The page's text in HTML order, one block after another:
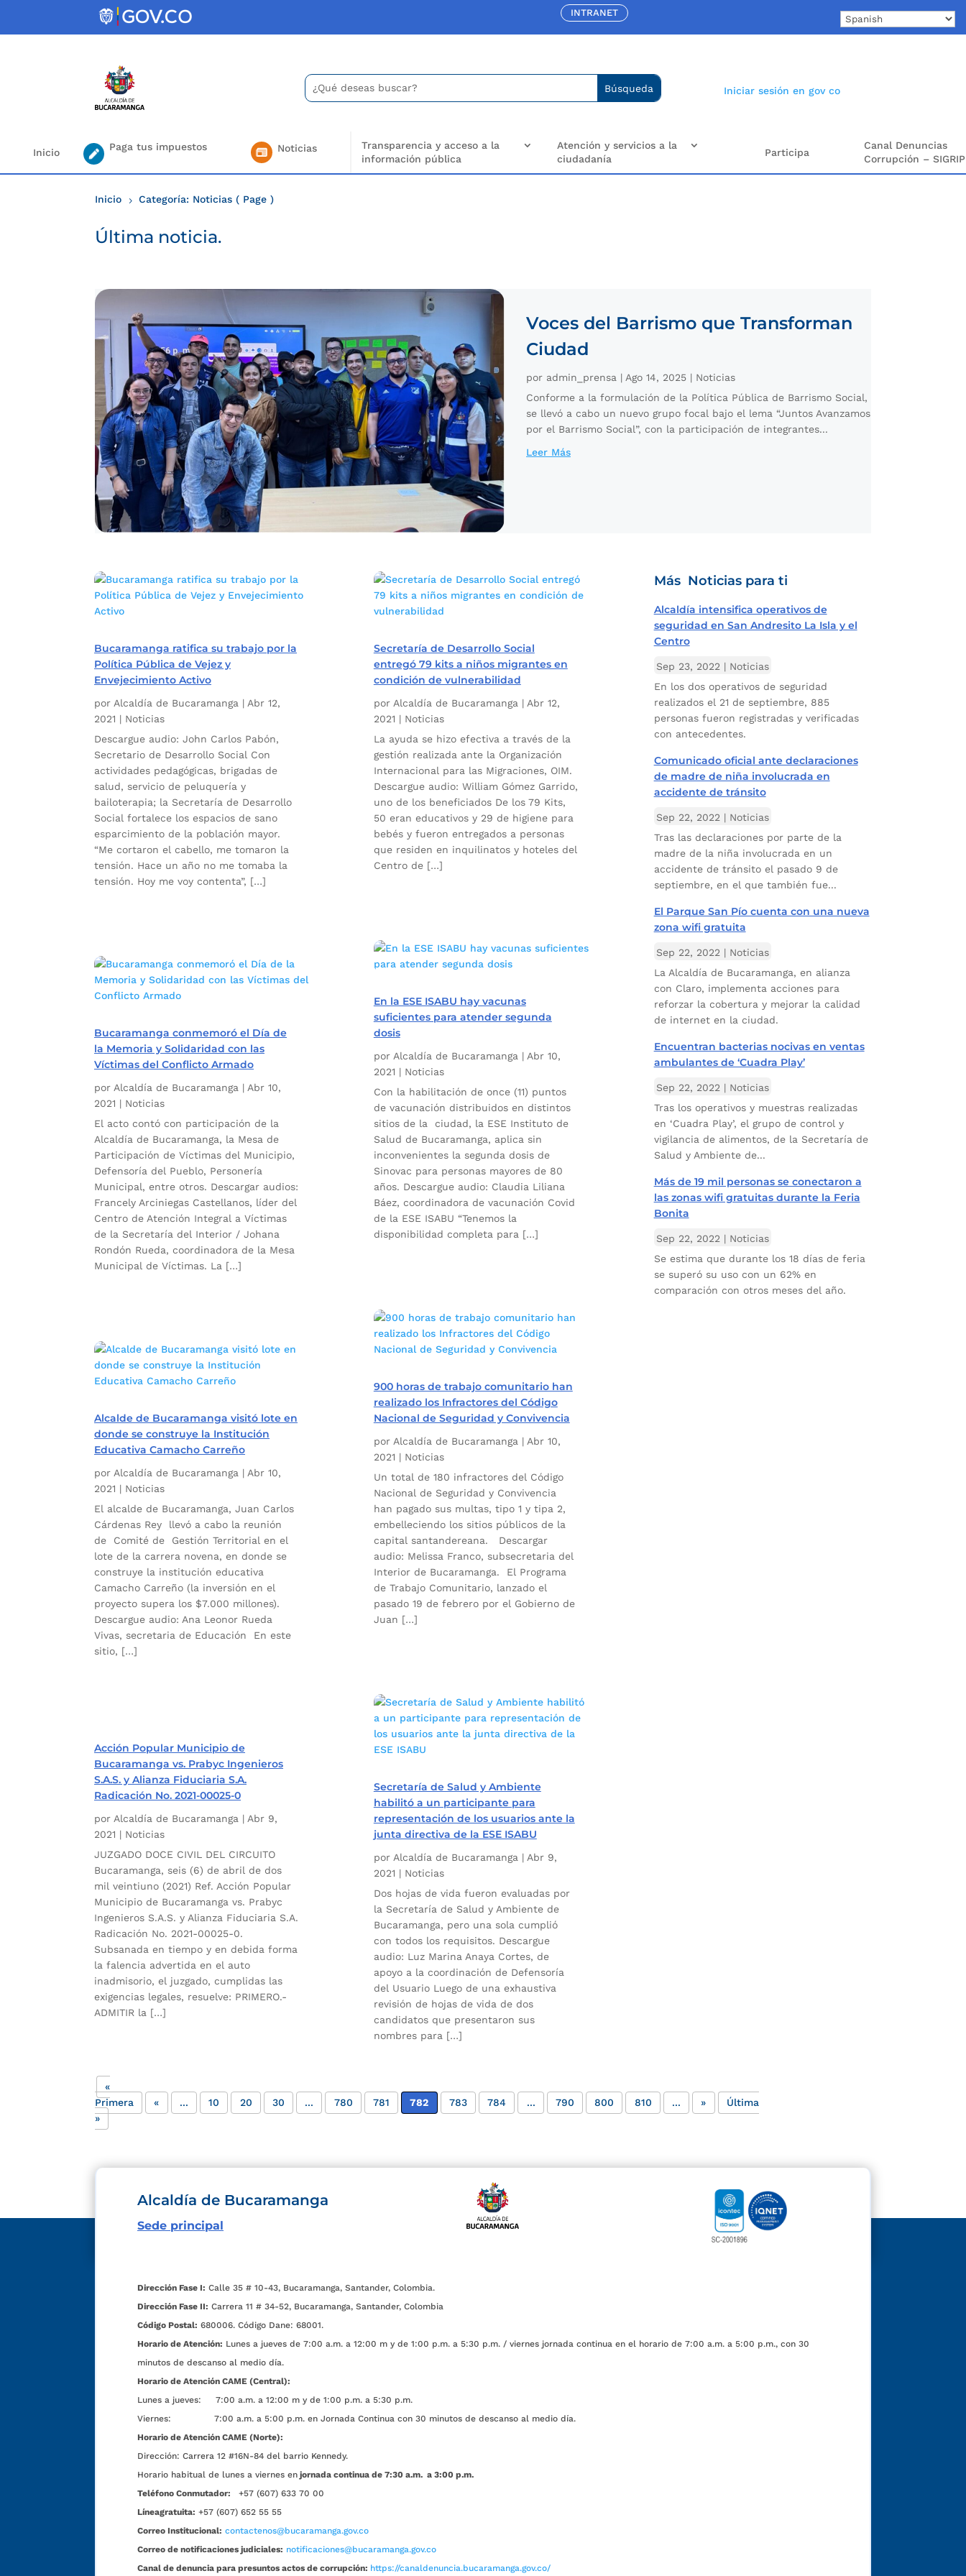
INTRANET
Buscar:
Search
for...
Iniciar sesión en gov co
Inicio Paga tus impuestos Noticias
Transparencia y acceso a la
información pública
Atención y servicios a la
ciudadanía
Participa
Canal Denuncias
Corrupción – SIGRIP
Inicio 5 Categoría: Noticias ( Page )
Última noticia.
Voces del Barrismo que Transforman
Ciudad
por admin_prensa | Ago 14, 2025 | Noticias
Conforme a la formulación de la Política Pública de Barrismo Social,
se llevó a cabo un nuevo grupo focal bajo el lema “Juntos Avanzamos
por el Barrismo Social”, con la participación de integrantes...
Leer Más
Bucaramanga ratifica su trabajo por la
Política Pública de Vejez y
Envejecimiento Activo
por Alcaldía de Bucaramanga | Abr 12,
2021 | Noticias
Descargue audio: John Carlos Pabón,
Secretario de Desarrollo Social Con
actividades pedagógicas, brigadas de
salud, servicio de peluquería y
bailoterapia; la Secretaría de Desarrollo
Social fortalece los espacios de sano
esparcimiento de la población mayor.
“Me cortaron el cabello, me tomaron la
tensión. Hace un año no me tomaba la
tensión. Hoy me voy contenta”, […]
Bucaramanga conmemoró el Día de
la Memoria y Solidaridad con las
Víctimas del Conflicto Armado
por Alcaldía de Bucaramanga | Abr 10,
2021 | Noticias
El acto contó con participación de la
Alcaldía de Bucaramanga, la Mesa de
Participación de Víctimas del Municipio,
Defensoría del Pueblo, Personería
Municipal, entre otros. Descargar audios:
Francely Arciniegas Castellanos, líder del
Centro de Atención Integral a Víctimas
de la Secretaría del Interior / Johana
Rondón Rueda, coordinadora de la Mesa
Municipal de Víctimas. La […]
Alcalde de Bucaramanga visitó lote en
donde se construye la Institución
Educativa Camacho Carreño
por Alcaldía de Bucaramanga | Abr 10,
2021 | Noticias
El alcalde de Bucaramanga, Juan Carlos
Cárdenas Rey llevó a cabo la reunión
de Comité de Gestión Territorial en el
lote de la carrera novena, en donde se
construye la institución educativa
Camacho Carreño (la inversión en el
proyecto supera los $7.000 millones).
Descargue audio: Ana Leonor Rueda
Vivas, secretaria de Educación En este
sitio, […]
Acción Popular Municipio de
Bucaramanga vs. Prabyc Ingenieros
S.A.S. y Alianza Fiduciaria S.A.
Radicación No. 2021-00025-0
por Alcaldía de Bucaramanga | Abr 9,
2021 | Noticias
JUZGADO DOCE CIVIL DEL CIRCUITO
Bucaramanga, seis (6) de abril de dos
mil veintiuno (2021) Ref. Acción Popular
Municipio de Bucaramanga vs. Prabyc
Ingenieros S.A.S. y Alianza Fiduciaria S.A.
Radicación No. 2021-00025-0.
Subsanada en tiempo y en debida forma
la falencia advertida en el auto
inadmisorio, el juzgado, cumplidas las
exigencias legales, resuelve: PRIMERO.-
ADMITIR la […]
Secretaría de Desarrollo Social
entregó 79 kits a niños migrantes en
condición de vulnerabilidad
por Alcaldía de Bucaramanga | Abr 12,
2021 | Noticias
La ayuda se hizo efectiva a través de la
gestión realizada ante la Organización
Internacional para las Migraciones, OIM.
Descargue audio: William Gómez Garrido,
uno de los beneficiados De los 79 Kits,
50 eran educativos y 29 de higiene para
bebés y fueron entregados a personas
que residen en inquilinatos y hoteles del
Centro de […]
En la ESE ISABU hay vacunas
suficientes para atender segunda
dosis
por Alcaldía de Bucaramanga | Abr 10,
2021 | Noticias
Con la habilitación de once (11) puntos
de vacunación distribuidos en distintos
sitios de la ciudad, la ESE Instituto de
Salud de Bucaramanga, aplica sin
inconvenientes la segunda dosis de
Sinovac para personas mayores de 80
años. Descargue audio: Claudia Liliana
Báez, coordinadora de vacunación Covid
de la ESE ISABU “Tenemos la
disponibilidad completa para […]
900 horas de trabajo comunitario han
realizado los Infractores del Código
Nacional de Seguridad y Convivencia
por Alcaldía de Bucaramanga | Abr 10,
2021 | Noticias
Un total de 180 infractores del Código
Nacional de Seguridad y Convivencia
han pagado sus multas, tipo 1 y tipa 2,
embelleciendo los sitios públicos de la
capital santandereana. Descargar
audio: Melissa Franco, subsecretaria del
Interior de Bucaramanga. El Programa
de Trabajo Comunitario, lanzado el
pasado 19 de febrero por el Gobierno de
Juan […]
Secretaría de Salud y Ambiente
habilitó a un participante para
representación de los usuarios ante la
junta directiva de la ESE ISABU
por Alcaldía de Bucaramanga| Abr 9,
2021 | Noticias
Dos hojas de vida fueron evaluadas por
la Secretaría de Salud y Ambiente de
Bucaramanga, pero una sola cumplió
con todos los requisitos. Descargue
audio: Luz Marina Anaya Cortes, de
apoyo a la coordinación de Defensoría
del Usuario Luego de una exhaustiva
revisión de hojas de vida de dos
candidatos que presentaron sus
nombres para […]
«
Primera
« ... 10 20 30 ... 780 781 782 783 784 ... 790 800 810 ... »
Última
»
Más Noticias para ti
Alcaldía intensifica operativos de
seguridad en San Andresito La Isla y el
Centro
Sep 23, 2022 | Noticias
En los dos operativos de seguridad
realizados el 21 de septiembre, 885
personas fueron registradas y verificadas
con antecedentes.
Comunicado oficial ante declaraciones
de madre de niña involucrada en
accidente de tránsito
Sep 22, 2022 | Noticias
Tras las declaraciones por parte de la
madre de la niña involucrada en un
accidente de tránsito el pasado 9 de
septiembre, en el que también fue...
El Parque San Pío cuenta con una nueva
zona wifi gratuita
Sep 22, 2022 | Noticias
La Alcaldía de Bucaramanga, en alianza
con Claro, implementa acciones para
reforzar la cobertura y mejorar la calidad
de internet en la ciudad.
Encuentran bacterias nocivas en ventas
ambulantes de ‘Cuadra Play’
Sep 22, 2022 | Noticias
Tras los operativos y muestras realizadas
en ‘Cuadra Play’, el grupo de control y
vigilancia de alimentos, de la Secretaría de
Salud y Ambiente de...
Más de 19 mil personas se conectaron a
las zonas wifi gratuitas durante la Feria
Bonita
Sep 22, 2022 | Noticias
Se estima que durante los 18 días de feria
se superó su uso con un 62% en
comparación con otros meses del año.
Alcaldía de Bucaramanga
Sede principal
Dirección Fase I: Calle 35 # 10-43, Bucaramanga, Santander, Colombia.
Dirección Fase II: Carrera 11 # 34-52, Bucaramanga, Santander, Colombia
Código Postal: 680006. Código Dane: 68001.
Horario de Atención: Lunes a jueves de 7:00 a.m. a 12:00 m y de 1:00 p.m. a 5:30 p.m. / viernes jornada continua en el horario de 7:00 a.m. a 5:00 p.m., con 30
minutos de descanso al medio día.
Horario de Atención CAME (Central):
Lunes a jueves: 7:00 a.m. a 12:00 m y de 1:00 p.m. a 5:30 p.m.
Viernes: 7:00 a.m. a 5:00 p.m. en Jornada Continua con 30 minutos de descanso al medio día.
Horario de Atención CAME (Norte):
Dirección: Carrera 12 #16N-84 del barrio Kennedy.
Horario habitual de lunes a viernes en jornada continua de 7:30 a.m. a 3:00 p.m.
Teléfono Conmutador:
+57 (607) 633 70 00
Líneagratuita: +57 (607) 652 55 55
Correo Institucional: contactenos@bucaramanga.gov.co
Correo de notificaciones judiciales: notificaciones@bucaramanga.gov.co
Canal de denuncia para presuntos actos de corrupción: https://canaldenuncia.bucaramanga.gov.co/